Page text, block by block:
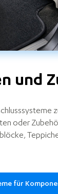
und
oder
für